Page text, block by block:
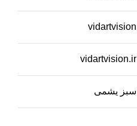
vidartvision
vidartvision.ir
سبز یشمی